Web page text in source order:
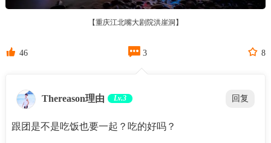
【重庆江北嘴大剧院洪崖洞】
 46  3  8
Thereason理由 Lv.3 回复
跟团是不是吃饭也要一起？吃的好吗？